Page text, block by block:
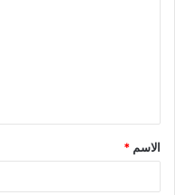
الاسم *